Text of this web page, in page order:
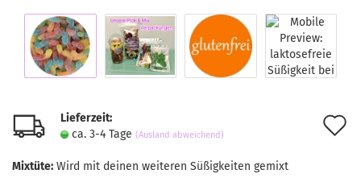
Lieferzeit:
ca. 3-4 Tage (Ausland abweichend)
Mixtüte: Wird mit deinen weiteren Süßigkeiten gemixt